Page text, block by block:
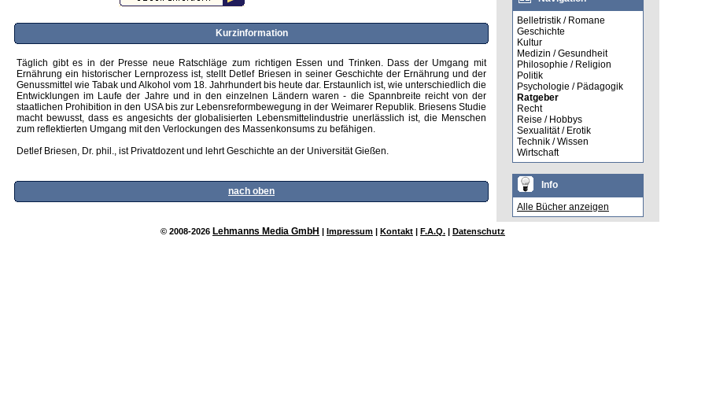
Kurzinformation
Täglich gibt es in der Presse neue Ratschläge zum richtigen Essen und Trinken. Dass der Umgang mit
Ernährung ein historischer Lernprozess ist, stellt Detlef Briesen in seiner Geschichte der Ernährung und der
Genussmittel wie Tabak und Alkohol vom 18. Jahrhundert bis heute dar. Erstaunlich ist, wie unterschiedlich die
Entwicklungen im Laufe der Jahre und in den einzelnen Ländern waren - die Spannbreite reicht von der
staatlichen Prohibition in den USA bis zur Lebensreformbewegung in der Weimarer Republik. Briesens Studie
macht bewusst, dass es angesichts der globalisierten Lebensmittelindustrie unerlässlich ist, die Menschen
zum reflektierten Umgang mit den Verlockungen des Massenkonsums zu befähigen.
Detlef Briesen, Dr. phil., ist Privatdozent und lehrt Geschichte an der Universität Gießen.
nach oben
Belletristik / Romane
Geschichte
Kultur
Medizin / Gesundheit
Philosophie / Religion
Politik
Psychologie / Pädagogik
Ratgeber
Recht
Reise / Hobbys
Sexualität / Erotik
Technik / Wissen
Wirtschaft
Info
Alle Bücher anzeigen
© 2008-2026 Lehmanns Media GmbH | Impressum | Kontakt | F.A.Q. | Datenschutz